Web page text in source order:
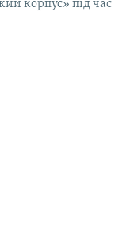
корпус» під час